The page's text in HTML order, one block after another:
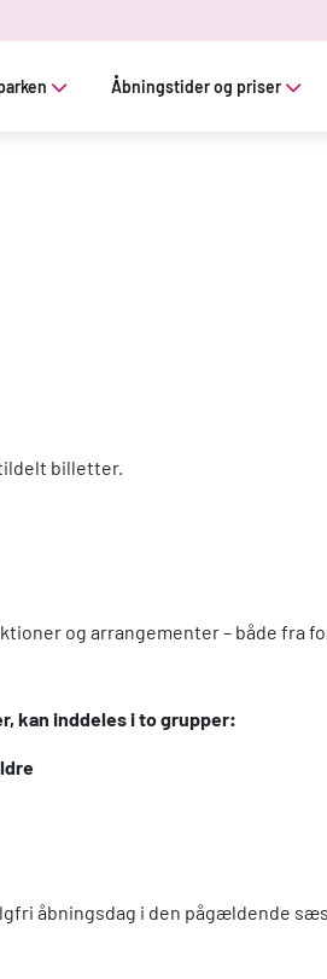
Åbningstider og priser
billetter.
og arrangementer – både fra
kan inddeles i to grupper:
åbningsdag i den pågældende